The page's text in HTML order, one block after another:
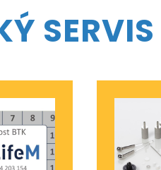
SERVIS